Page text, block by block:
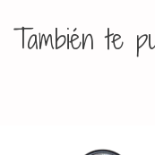
También te